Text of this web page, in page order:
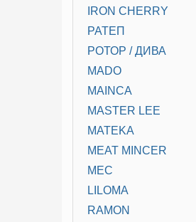
IRON CHERRY
РАТЕП
РОТОР / ДИВА
MADO
MAINCA
MASTER LEE
MATEKA
MEAT MINCER
MEC
LILOMA
RAMON